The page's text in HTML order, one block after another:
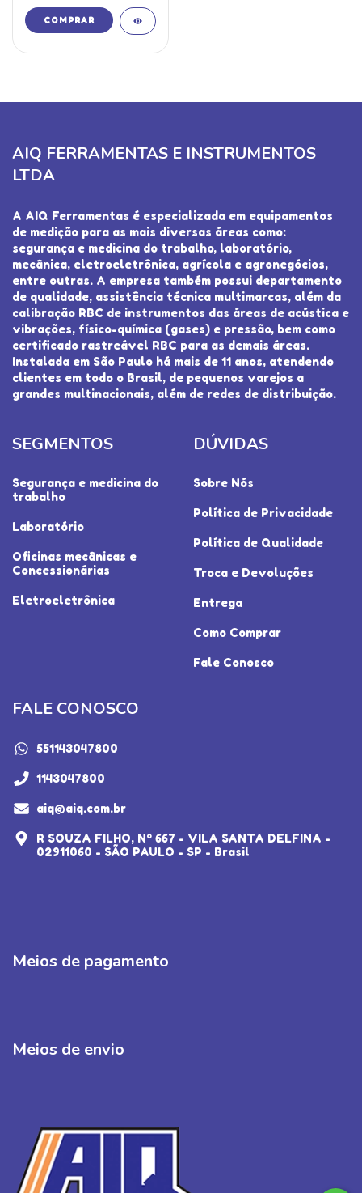
AIQ FERRAMENTAS E INSTRUMENTOS
LTDA
A AIQ Ferramentas é especializada em equipamentos
de medição para as mais diversas áreas como:
segurança e medicina do trabalho, laboratório,
mecânica, eletroeletrônica, agrícola e agronegócios,
entre outras. A empresa também possui departamento
de qualidade, assistência técnica multimarcas, além da
calibração RBC de instrumentos das áreas de acústica e
vibrações, físico-química (gases) e pressão, bem como
certificado rastreável RBC para as demais áreas.
Instalada em São Paulo há mais de 11 anos, atendendo
clientes em todo o Brasil, de pequenos varejos a
grandes multinacionais, além de redes de distribuição.
SEGMENTOS
Segurança e medicina do
trabalho
Laboratório
Oficinas mecânicas e
Concessionárias
Eletroeletrônica
DÚVIDAS
Sobre Nós
Política de Privacidade
Política de Qualidade
Troca e Devoluções
Entrega
Como Comprar
Fale Conosco
FALE CONOSCO
551143047800
1143047800
aiq@aiq.com.br
R SOUZA FILHO, Nº 667 - VILA SANTA DELFINA -
02911060 - SÃO PAULO - SP - Brasil
Meios de pagamento
Meios de envio